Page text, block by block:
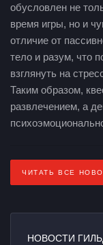
обусловлен не
время игры, но и
отличие от
тело и разум, что
взглянуть на
Таким образом,
развлечением, а
ЧИТАТЬ ВСЕ
НОВОСТИ